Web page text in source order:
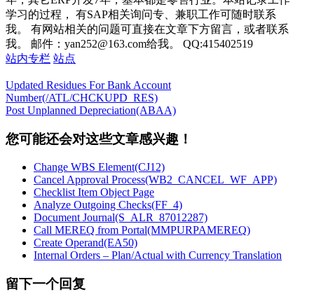
学习的过程， 有SAP相关询问专、兼职工作可随时联系
我。 有网站相关的问题可直接在文章下方留言，或者联系
我。 邮件：yan252@163.com给我。 QQ:415402519
站内专栏 站点
Updated Residues For Bank Account
Number(/ATL/CHCKUPD_RES)
Post Unplanned Depreciation(ABAA)
您可能还会对这些文章感兴趣！
Change WBS Element(CJ12)
Cancel Approval Process(WB2_CANCEL_WF_APP)
Checklist Item Object Page
Analyze Outgoing Checks(FF_4)
Document Journal(S_ALR_87012287)
Call MEREQ from Portal(MMPURPAMEREQ)
Create Operand(EA50)
Internal Orders – Plan/Actual with Currency Translation
留下一个回复